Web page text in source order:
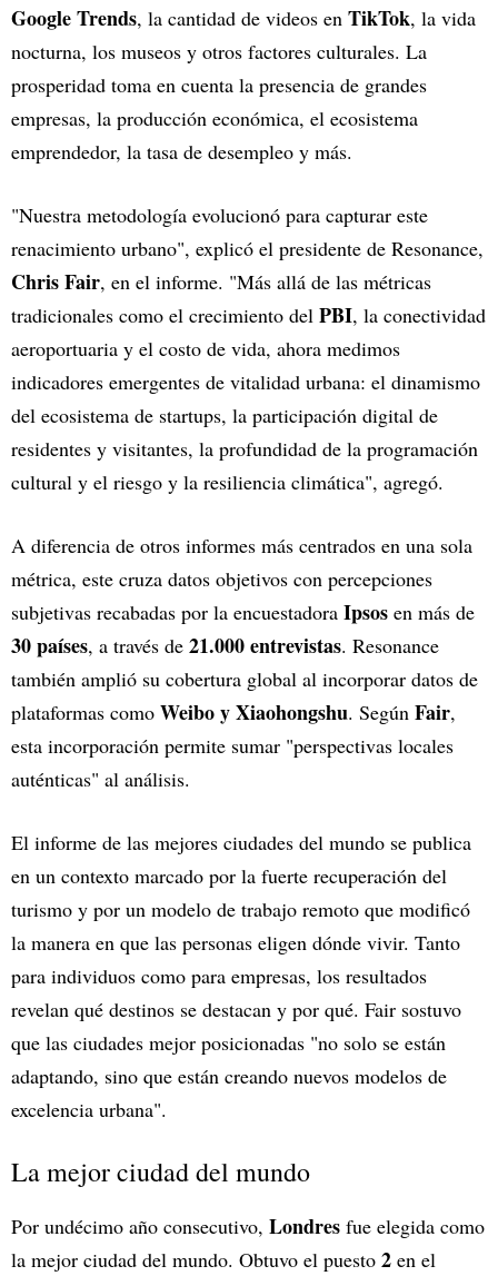
Google Trends, la cantidad de videos en TikTok, la vida
nocturna, los museos y otros factores culturales. La
prosperidad toma en cuenta la presencia de grandes
empresas, la producción económica, el ecosistema
emprendedor, la tasa de desempleo y más.
"Nuestra metodología evolucionó para capturar este
renacimiento urbano", explicó el presidente de Resonance,
Chris Fair, en el informe. "Más allá de las métricas
tradicionales como el crecimiento del PBI, la conectividad
aeroportuaria y el costo de vida, ahora medimos
indicadores emergentes de vitalidad urbana: el dinamismo
del ecosistema de startups, la participación digital de
residentes y visitantes, la profundidad de la programación
cultural y el riesgo y la resiliencia climática", agregó.
A diferencia de otros informes más centrados en una sola
métrica, este cruza datos objetivos con percepciones
subjetivas recabadas por la encuestadora Ipsos en más de
30 países, a través de 21.000 entrevistas. Resonance
también amplió su cobertura global al incorporar datos de
plataformas como Weibo y Xiaohongshu. Según Fair,
esta incorporación permite sumar "perspectivas locales
auténticas" al análisis.
El informe de las mejores ciudades del mundo se publica
en un contexto marcado por la fuerte recuperación del
turismo y por un modelo de trabajo remoto que modificó
la manera en que las personas eligen dónde vivir. Tanto
para individuos como para empresas, los resultados
revelan qué destinos se destacan y por qué. Fair sostuvo
que las ciudades mejor posicionadas "no solo se están
adaptando, sino que están creando nuevos modelos de
excelencia urbana".
La mejor ciudad del mundo
Por undécimo año consecutivo, Londres fue elegida como
la mejor ciudad del mundo. Obtuvo el puesto 2 en el